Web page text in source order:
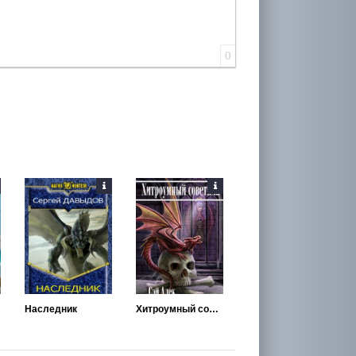
0
Наследник Хитроумный советник